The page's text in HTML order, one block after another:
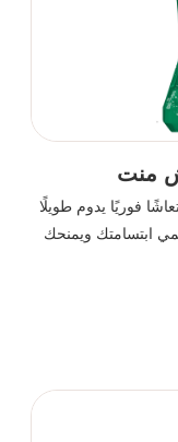
منت
فوريًا يدوم طويلًا
ابتسامتك ويمنحك